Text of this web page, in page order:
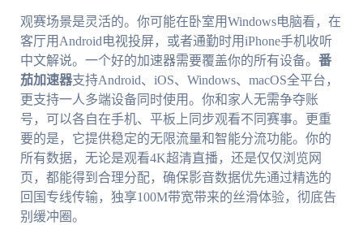
观赛场景是灵活的。你可能在卧室用Windows电脑看，在
客厅用Android电视投屏，或者通勤时用iPhone手机收听
中文解说。一个好的加速器需要覆盖你的所有设备。 番
茄加速器支持Android、iOS、Windows、macOS全平台，
更支持一人多端设备同时使用。你和家人无需争夺账
号，可以各自在手机、平板上同步观看不同赛事。更重
要的是，它提供稳定的无限流量和智能分流功能。你的
所有数据，无论是观看4K超清直播，还是仅仅浏览网
页，都能得到合理分配，确保影音数据优先通过精选的
回国专线传输，独享100M带宽带来的丝滑体验，彻底告
别缓冲圈。